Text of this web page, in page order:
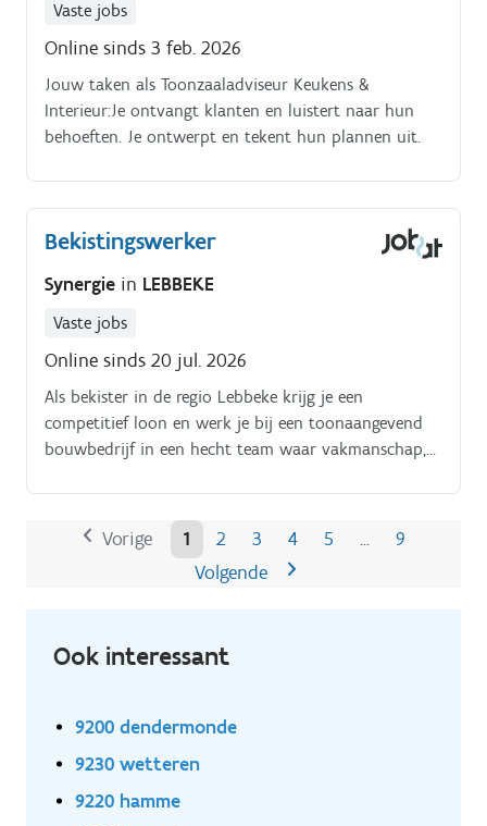
Vaste jobs
Online sinds 3 feb. 2026
Jouw taken als Toonzaaladviseur Keukens &
Interieur:Je ontvangt klanten en luistert naar hun
behoeften. Je ontwerpt en tekent hun plannen uit.
Bekistingswerker
Synergie in LEBBEKE
Vaste jobs
Online sinds 20 jul. 2026
Als bekister in de regio Lebbeke krijg je een
competitief loon en werk je bij een toonaangevend
bouwbedrijf in een hecht team waar vakmanschap,
ontwikkelen als bekister?
Vorige 1 2 3 4 5
9
Volgende
Ook interessant
9200 dendermonde
9230 wetteren
9220 hamme